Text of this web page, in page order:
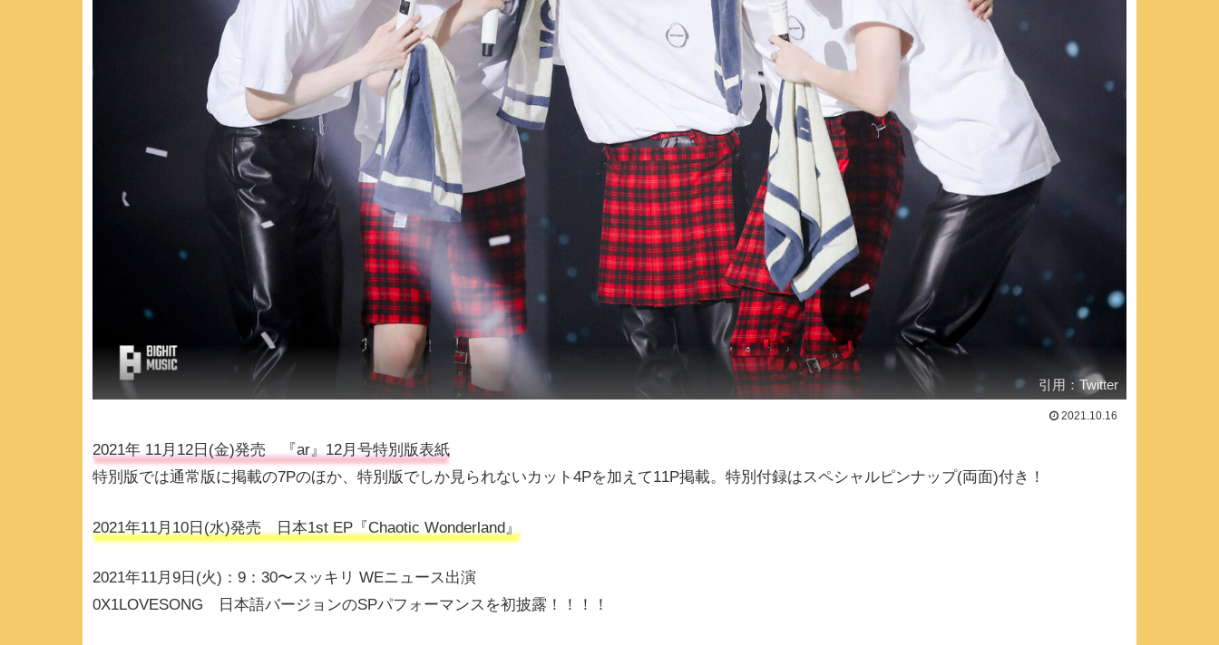
引用：Twitter
2021.10.16
2021年 11月12日(金)発売 『ar』12月号特別版表紙
特別版では通常版に掲載の7Pのほか、特別版でしか見られないカット4Pを加えて11P掲載。特別付録はスペシャルピンナップ(両面)付き！
2021年11月10日(水)発売 日本1st EP『Chaotic Wonderland』
2021年11月9日(火)：9：30〜スッキリ WEニュース出演
0X1LOVESONG 日本語バージョンのSPパフォーマンスを初披露！！！！